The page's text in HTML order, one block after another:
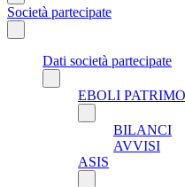
Società partecipate
Dati società partecipate
EBOLI
BILANCI
AVVISI
ASIS